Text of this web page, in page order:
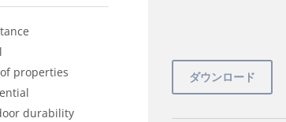
properties
durability